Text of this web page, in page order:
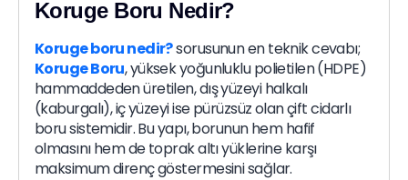
Koruge Boru Nedir?
Koruge boru nedir?sorusunun en teknik cevabı;
Koruge Boru, yüksek yoğunluklu polietilen (HDPE)
hammaddeden üretilen, dış yüzeyi halkalı
(kaburgalı), iç yüzeyi ise pürüzsüz olan çift cidarlı
boru sistemidir. Bu yapı, borunun hem hafif
olmasını hem de toprak altı yüklerine karşı
maksimum direnç göstermesini sağlar.